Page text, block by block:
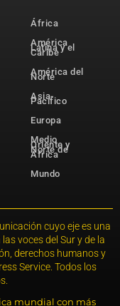
África
América
Latina y el
Caribe
América del
Norte
Asia-
Pacífico
Europa
Medio
Oriente y
Norte de
África
Mundo
cuyo eje es una
voces del Sur y de la
derechos humanos y
Service. Todos los
mundial con más